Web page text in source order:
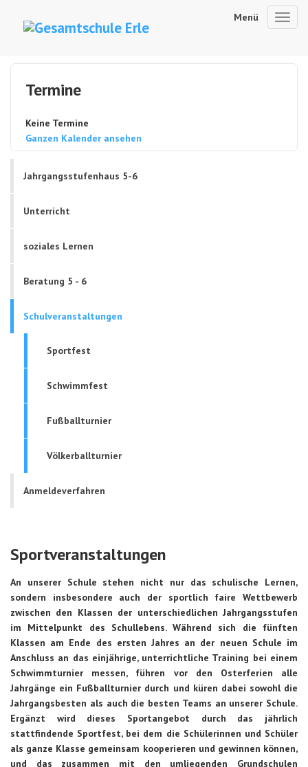
Menü
Termine
Keine Termine
Ganzen Kalender ansehen
Jahrgangsstufenhaus 5-6
Unterricht
soziales Lernen
Beratung 5 - 6
Schulveranstaltungen
Sportfest
Schwimmfest
Fußballturnier
Völkerballturnier
Anmeldeverfahren
Sportveranstaltungen
An unserer Schule stehen nicht nur das schulische Lernen,
sondern insbesondere auch der sportlich faire Wettbewerb
zwischen den Klassen der unterschiedlichen Jahrgangsstufen
im Mittelpunkt des Schullebens. Während sich die fünften
Klassen am Ende des ersten Jahres an der neuen Schule im
Anschluss an das einjährige, unterrichtliche Training bei einem
Schwimmturnier messen, führen vor den Osterferien alle
Jahrgänge ein Fußballturnier durch und küren dabei sowohl die
Jahrgangsbesten als auch die besten Teams an unserer Schule.
Ergänzt wird dieses Sportangebot durch das jährlich
stattfindende Sportfest, bei dem die Schülerinnen und Schüler
als ganze Klasse gemeinsam kooperieren und gewinnen können,
und das zusammen mit den umliegenden Grundschulen